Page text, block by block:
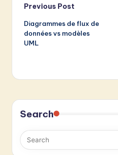
Post
navigation
Previous Post
Diagrammes de flux de
données vs modèles
UML
Search